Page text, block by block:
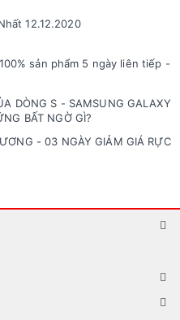
12.12.2020
sản phẩm 5 ngày liên tiếp -
DÒNG S - SAMSUNG GALAXY
BẤT NGỜ GÌ?
- 03 NGÀY GIẢM GIÁ RỰC